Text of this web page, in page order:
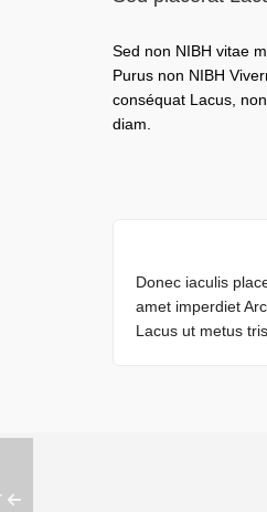
Sed non NIBH vitae
Purus non NIBH
conséquat Lacus,
diam.
Donec iaculis
amet imperdiet
Lacus ut metus